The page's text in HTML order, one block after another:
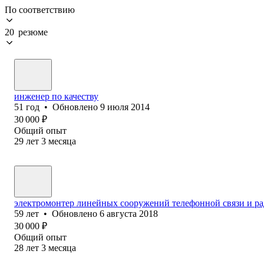
По соответствию
20 резюме
инженер по качеству
51 год • Обновлено 9 июля 2014
30 000 ₽
Общий опыт
29 лет 3 месяца
электромонтер линейных сооружений телефонной связи и
59 лет • Обновлено 6 августа 2018
30 000 ₽
Общий опыт
28 лет 3 месяца